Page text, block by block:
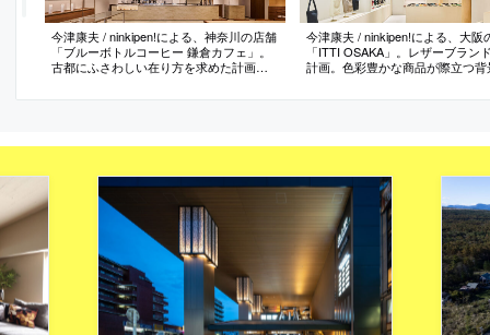
今津康夫 / ninkipen!による、神奈川の店舗
「ブルーボトルコーヒー 鎌倉カフェ」。
古都にふさわしい在り方を求めた計画。
き”から着想を得て、伝統様式の格天井の
らぎ”を生む
今津康夫 / ninkipen!による、大阪
「ITTI OSAKA」。レザーブラン
計画。色彩豊かな商品が際立つ背
の中に“確かなグラデーション”が